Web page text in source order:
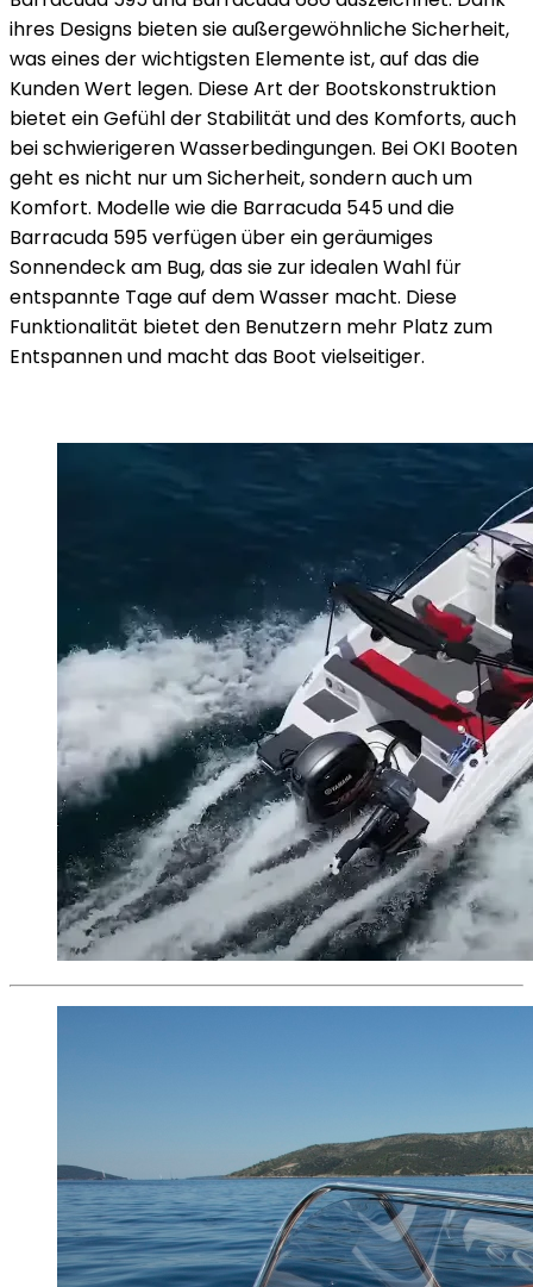
ihres Designs bieten sie außergewöhnliche Sicherheit,
was eines der wichtigsten Elemente ist, auf das die
Kunden Wert legen. Diese Art der Bootskonstruktion
bietet ein Gefühl der Stabilität und des Komforts, auch
bei schwierigeren Wasserbedingungen. Bei OKI Booten
geht es nicht nur um Sicherheit, sondern auch um
Komfort. Modelle wie die Barracuda 545 und die
Barracuda 595 verfügen über ein geräumiges
Sonnendeck am Bug, das sie zur idealen Wahl für
entspannte Tage auf dem Wasser macht. Diese
Funktionalität bietet den Benutzern mehr Platz zum
Entspannen und macht das Boot vielseitiger.